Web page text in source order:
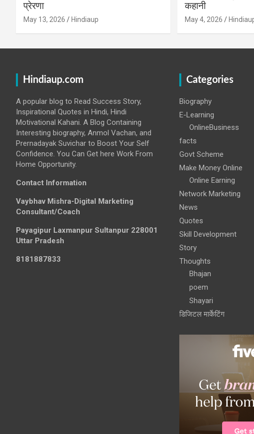
प्रेरणा
May 13, 2026 Hindiaup
कहानी
May 4, 2026
Hindiaup.com
A popular blog to Read Success Story,
Inspirational Quotes in Hindi, Hindi
Motivational Kahani. A Blog Containing
Interesting biography, Anmol Vachan, and
Prernadayak Suvichar to Boost Your Self
Confidence. You Can Get here Work From
Home Opportunity.
Contact Information
Vaybhav Mishra-Digital Marketing
Consultant/Coach
Payagipur Laxmanpur Sultanpur 228001
Uttar Pradesh
8181887833
Categories
Biography
E-Learning
OnlineBusiness
facts
Govt Scheme
Make Money Online
Online Earning
Network Marketing
News
Quotes
Skill Development
Story
Thoughts
Bhajan
poem
Shayari
डिजिटल मार्केटिंग